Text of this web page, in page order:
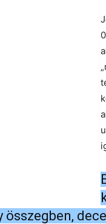
összegben,